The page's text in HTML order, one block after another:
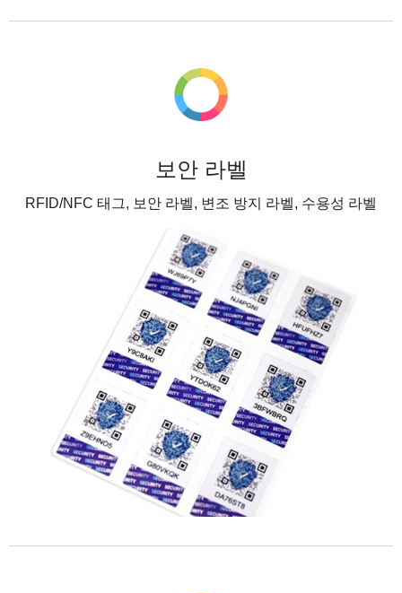
보안 라벨
RFID/NFC 태그, 보안 라벨, 변조 방지 라벨, 수용성 라벨